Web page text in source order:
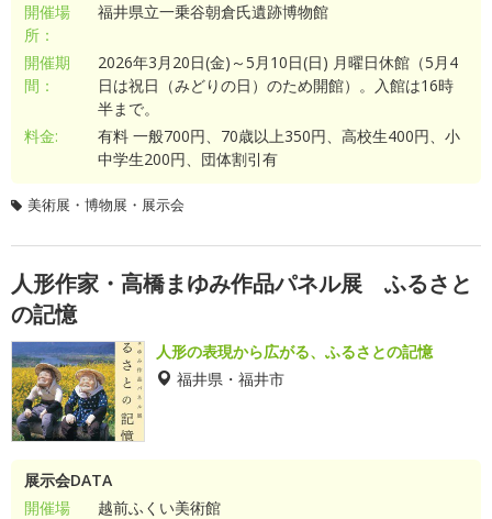
開催場
所：
福井県立一乗谷朝倉氏遺跡博物館
開催期
間：
2026年3月20日(金)～5月10日(日) 月曜日休館（5月4
日は祝日（みどりの日）のため開館）。入館は16時
半まで。
料金:
有料 一般700円、70歳以上350円、高校生400円、小
中学生200円、団体割引有
美術展・博物展・展示会
人形作家・高橋まゆみ作品パネル展 ふるさと
の記憶
人形の表現から広がる、ふるさとの記憶
福井県・福井市
展示会DATA
開催場
越前ふくい美術館